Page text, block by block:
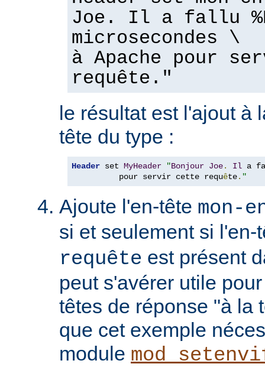
Joe. Il a fallu
microsecondes \
à Apache pour
requête."
le résultat est l'ajout à
tête du type :
Header set MyHeader "Bonjour Joe. Il a
          pour servir cette requ
ête. "
Ajoute l'en-tête mon-
si et seulement si
requête est présent
peut s'avérer utile
têtes de réponse "à la
que cet exemple
module